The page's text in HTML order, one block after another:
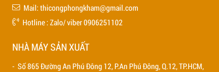
Mail: thicongphongkham@gmail.com
Hotline : Zalo/ viber 0906251102
NHÀ MÁY SẢN XUẤT
- Số 865 Đường An Phú Đông 12, P.An Phú Đông, Q.12, TP.HCM,